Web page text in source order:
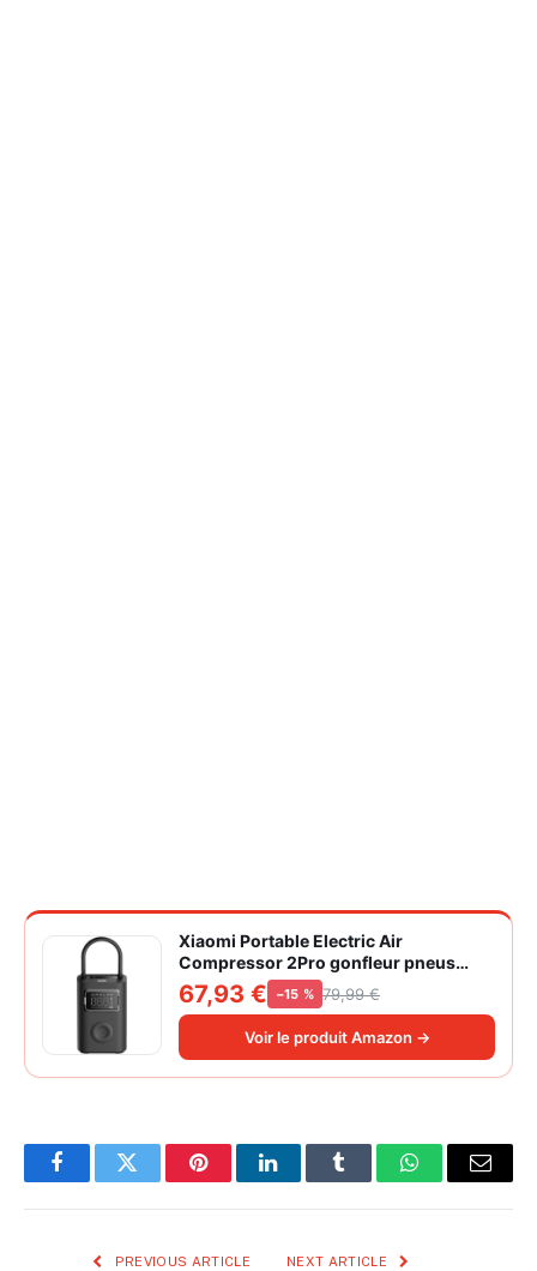
Xiaomi Portable Electric Air
Compressor 2Pro gonfleur pneus
voiture | ±1PSI Contrôle pression
pneus, 45s gonflage rapide, batterie
longue durée, avec éclairage, grand
cylindre à air 27 mm
67,93 € −15 % 79,99 €
Voir le produit Amazon →
FacebookTwitter PinterestLinkedInTumblr WhatsAppEmail
PREVIOUS ARTICLE NEXT ARTICLE